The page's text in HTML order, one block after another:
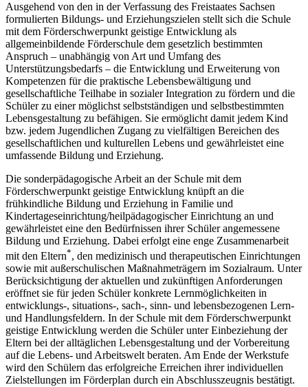
Ausgehend von den in der Verfassung des Freistaates Sachsen
formulierten Bildungs- und Erziehungszielen stellt sich die Schule
mit dem Förderschwerpunkt geistige Entwicklung als
allgemeinbildende Förderschule dem gesetzlich bestimmten
Anspruch – unabhängig von Art und Umfang des
Unterstützungsbedarfs – die Entwicklung und Erweiterung von
Kompetenzen für die praktische Lebensbewältigung und
gesellschaftliche Teilhabe in sozialer Integration zu fördern und die
Schüler zu einer möglichst selbstständigen und selbstbestimmten
Lebensgestaltung zu befähigen. Sie ermöglicht damit jedem Kind
bzw. jedem Jugendlichen Zugang zu vielfältigen Bereichen des
gesellschaftlichen und kulturellen Lebens und gewährleistet eine
umfassende Bildung und Erziehung.
Die sonderpädagogische Arbeit an der Schule mit dem
Förderschwerpunkt geistige Entwicklung knüpft an die
frühkindliche Bildung und Erziehung in Familie und
Kindertageseinrichtung/heilpädagogischer Einrichtung an und
gewährleistet eine den Bedürfnissen ihrer Schüler angemessene
Bildung und Erziehung. Dabei erfolgt eine enge Zusammenarbeit
mit den Eltern*, den medizinisch und therapeutischen Einrichtungen
sowie mit außerschulischen Maßnahmeträgern im Sozialraum. Unter
Berücksichtigung der aktuellen und zukünftigen Anforderungen
eröffnet sie für jeden Schüler konkrete Lernmöglichkeiten in
entwicklungs-, situations-, sach-, sinn- und lebensbezogenen Lern-
und Handlungsfeldern. In der Schule mit dem Förderschwerpunkt
geistige Entwicklung werden die Schüler unter Einbeziehung der
Eltern bei der alltäglichen Lebensgestaltung und der Vorbereitung
auf die Lebens- und Arbeitswelt beraten. Am Ende der Werkstufe
wird den Schülern das erfolgreiche Erreichen ihrer individuellen
Zielstellungen im Förderplan durch ein Abschlusszeugnis bestätigt.